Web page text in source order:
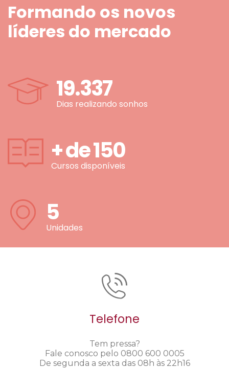
Formando os novos
líderes do mercado
19.337
Dias realizando sonhos
+ de150
Cursos disponíveis
5
Unidades
Telefone
Tem pressa?
Fale conosco pelo 0800 600 0005
De segunda a sexta das 08h às 22h16